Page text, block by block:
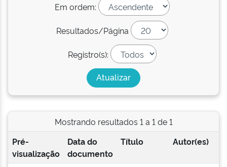
Em ordem:
Resultados/Página
Registro(s):
Mostrando resultados 1 a 1 de 1
Pré-
visualização
Data do
documento
Título Autor(es)